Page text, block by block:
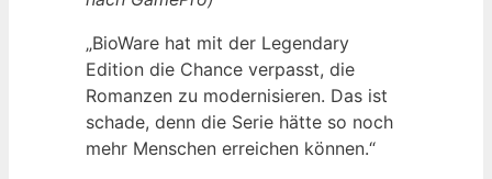
„BioWare hat mit der Legendary
Edition die Chance verpasst, die
Romanzen zu modernisieren. Das ist
schade, denn die Serie hätte so noch
mehr Menschen erreichen können.“